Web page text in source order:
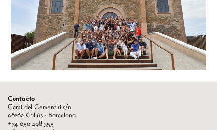
Contacto
Camí del Cementiri s/n
08262 Callús · Barcelona
+34 650 498 355